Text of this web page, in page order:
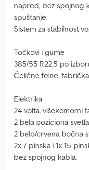
napred, bez spojnog
spuštanje.
Sistem za stabilnost
Točkovi i gume
385/55 R22.5 po
Čelične felne,
Elektrika
24 volta, višekomorni
2 bela poziciona
2 belo/crvena bočna
2x 7-pinska i 1x 15-
bez spojnog kabla.